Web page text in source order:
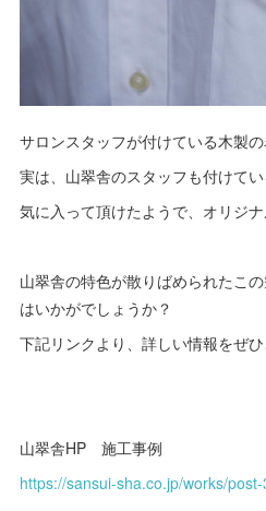
サロンスタッフが付けている木製の
実は、山翠舎のスタッフも付けてい
気に入って頂けたようで、オリジナ
山翠舎の特色が散りばめられたこ
はいかがでしょうか？
下記リンクより、詳しい情報をぜひ
山翠舎HP 施工事例
https://sansui-sha.co.jp/works/